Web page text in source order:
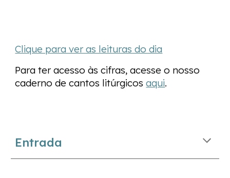
Clique para ver as leituras do dia
Para ter acesso às cifras, acesse o nosso
caderno de cantos litúrgicos aqui.
Entrada